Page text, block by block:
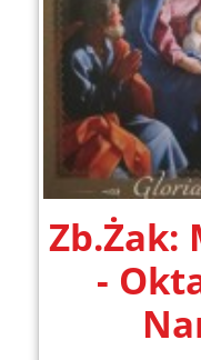
Zb.Żak:
-